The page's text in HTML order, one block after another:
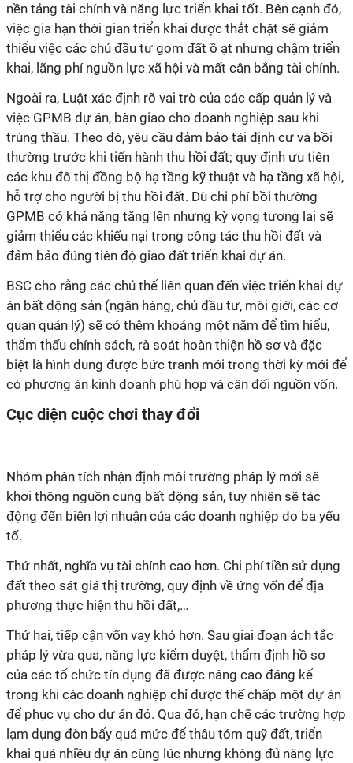
nền tảng tài chính và năng lực triển khai tốt. Bên cạnh đó,
việc gia hạn thời gian triển khai được thắt chặt sẽ giảm
thiểu việc các chủ đầu tư gom đất ồ ạt nhưng chậm triển
khai, lãng phí nguồn lực xã hội và mất cân bằng tài chính.
Ngoài ra, Luật xác định rõ vai trò của các cấp quản lý và
việc GPMB dự án, bàn giao cho doanh nghiệp sau khi
trúng thầu. Theo đó, yêu cầu đảm bảo tái định cư và bồi
thường trước khi tiến hành thu hồi đất; quy định ưu tiên
các khu đô thị đồng bộ hạ tầng kỹ thuật và hạ tầng xã hội,
hỗ trợ cho người bị thu hồi đất. Dù chi phí bồi thường
GPMB có khả năng tăng lên nhưng kỳ vọng tương lai sẽ
giảm thiểu các khiếu nại trong công tác thu hồi đất và
đảm bảo đúng tiên độ giao đất triển khai dự án.
BSC cho rằng các chủ thể liên quan đến việc triển khai dự
án bất động sản (ngân hàng, chủ đầu tư, môi giới, các cơ
quan quản lý) sẽ có thêm khoảng một năm để tìm hiểu,
thẩm thấu chính sách, rà soát hoàn thiện hồ sơ và đặc
biệt là hình dung được bức tranh mới trong thời kỳ mới để
có phương án kinh doanh phù hợp và cân đối nguồn vốn.
Cục diện cuộc chơi thay đổi
Nhóm phân tích nhận định môi trường pháp lý mới sẽ
khơi thông nguồn cung bất động sản, tuy nhiên sẽ tác
động đến biên lợi nhuận của các doanh nghiệp do ba yếu
tố.
Thứ nhất, nghĩa vụ tài chính cao hơn. Chi phí tiền sử dụng
đất theo sát giá thị trường, quy định về ứng vốn để địa
phương thực hiện thu hồi đất,…
Thứ hai, tiếp cận vốn vay khó hơn. Sau giai đoạn ách tắc
pháp lý vừa qua, năng lực kiểm duyệt, thẩm định hồ sơ
của các tổ chức tín dụng đã được nâng cao đáng kể
trong khi các doanh nghiệp chỉ được thế chấp một dự án
để phục vụ cho dự án đó. Qua đó, hạn chế các trường hợp
lạm dụng đòn bẩy quá mức để thâu tóm quỹ đất, triển
khai quá nhiều dự án cùng lúc nhưng không đủ năng lực